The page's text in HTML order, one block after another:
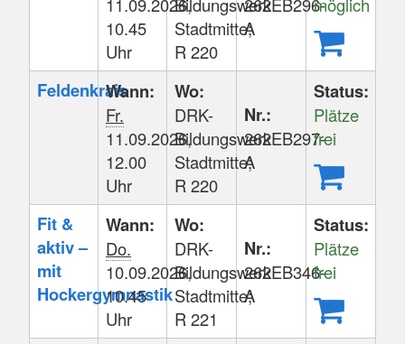
11.09.2026,
10.45
Uhr
Bildungswerk
Stadtmitte;
R 220
262EB296-
A
möglich
FeldenkraisWann:
Fr.
11.09.2026,
12.00
Uhr
Wo:
DRK-
Bildungswerk
Stadtmitte;
R 220
Nr.:
262EB297-
A
Status:
Plätze
frei
Fit &
aktiv –
mit
Hockergymnastik
Wann:
Do.
10.09.2026,
10.45
Uhr
Wo:
DRK-
Bildungswerk
Stadtmitte;
R 221
Nr.:
262EB346-
A
Status:
Plätze
frei